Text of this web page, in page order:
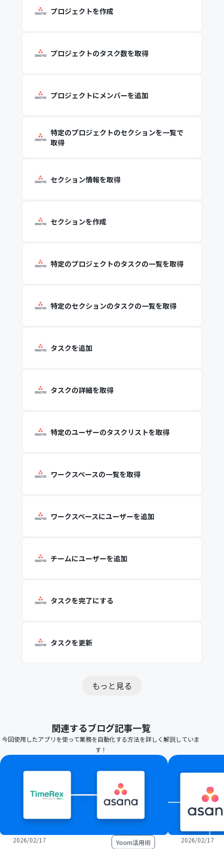
プロジェクトを作成
プロジェクトのタスク数を取得
プロジェクトにメンバーを追加
特定のプロジェクトのセクションを一覧で
取得
セクション情報を取得
セクションを作成
特定のプロジェクトのタスクの一覧を取得
特定のセクションのタスクの一覧を取得
タスクを追加
タスクの詳細を取得
特定のユーザーのタスクリストを取得
ワークスペースの一覧を取得
ワークスペースにユーザーを追加
チームにユーザーを追加
タスクを完了にする
タスクを更新
もっと見る
関連するブログ記事一覧
今回使用したアプリを使って業務を自動化する方法を詳しく解説していま
す！
2026/02/17 Yoom活用術 2026/02/17